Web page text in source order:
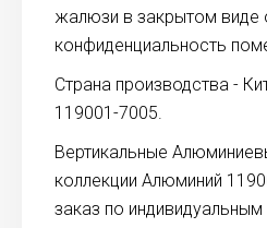
жалюзи в закрытом виде
конфиденциальность
Страна производства -
119001-7005.
Вертикальные
коллекции Алюминий
заказ по